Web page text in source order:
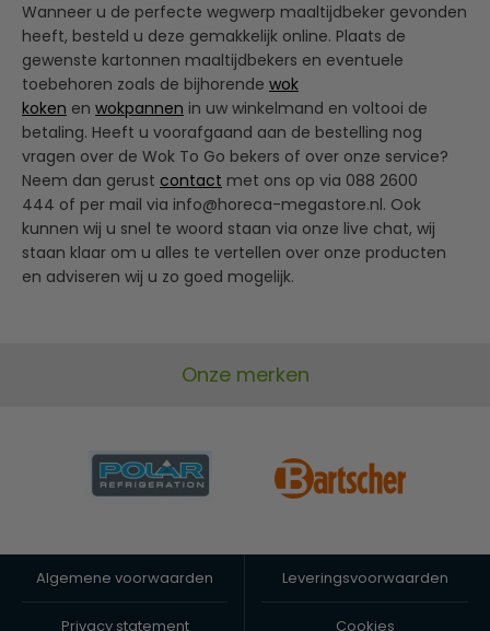
Wanneer u de perfecte wegwerp maaltijdbeker gevonden
heeft, besteld u deze gemakkelijk online. Plaats de
gewenste kartonnen maaltijdbekers en eventuele
toebehoren zoals de bijhorende wok
koken en wokpannen in uw winkelmand en voltooi de
betaling. Heeft u voorafgaand aan de bestelling nog
vragen over de Wok To Go bekers of over onze service?
Neem dan gerust contact met ons op via 088 2600
444 of per mail via info@horeca-megastore.nl. Ook
kunnen wij u snel te woord staan via onze live chat, wij
staan klaar om u alles te vertellen over onze producten
en adviseren wij u zo goed mogelijk.
Onze merken
Algemene voorwaarden Leveringsvoorwaarden
Privacy statement Cookies